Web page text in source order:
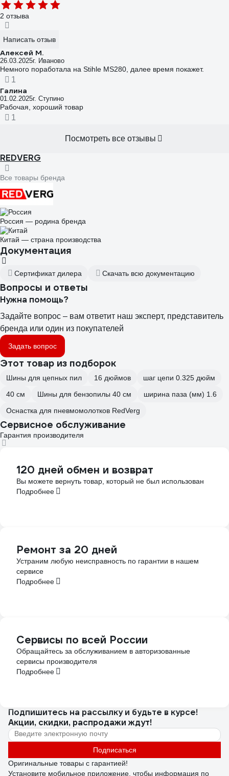
2 отзыва
Написать отзыв
Алексей М.
26.03.2025г. Иваново
Немного поработала на Stihle MS280, далее время покажет.
1
Галина
01.02.2025г. Ступино
Рабочая, хороший товар
1
Посмотреть все отзывы
REDVERG
Все товары бренда
Россия — родина бренда
Китай — страна производства
Документация
Сертификат дилера Скачать всю документацию
Вопросы и ответы
Нужна помощь?
Задайте вопрос – вам ответит наш эксперт, представитель
бренда или один из покупателей
Задать вопрос
Этот товар из подборок
Шины для цепных пил 16 дюймов
шаг цепи 0.325 дюйм
40 см
Шины для бензопилы 40 см
ширина паза (мм) 1.6
Оснастка для пневмомолотков RedVerg
Сервисное обслуживание
Гарантия производителя
120 дней обмен и возврат
Вы можете вернуть товар, который не был использован
Подробнее
Ремонт за 20 дней
Устраним любую неисправность по гарантии в нашем
сервисе
Подробнее
Сервисы по всей России
Обращайтесь за обслуживанием в авторизованные
сервисы производителя
Подробнее
Подпишитесь на рассылкуи будьте в курсе!
Акции, скидки, распродажи ждут!
Подписаться
Оригинальные товары с гарантией!
Установите мобильное приложение, чтобы информация по